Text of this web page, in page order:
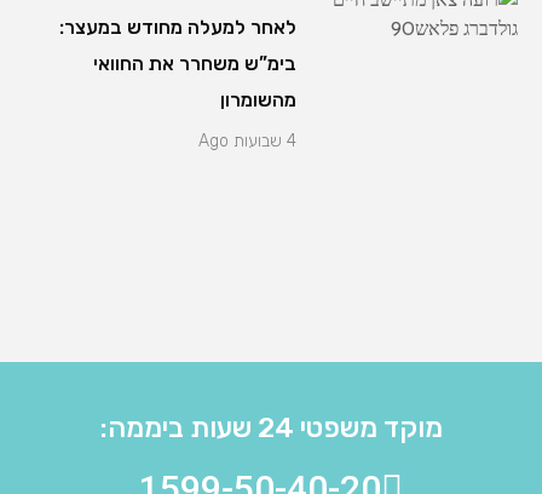
לאחר למעלה מחודש במעצר:
בימ”ש משחרר את החוואי
מהשומרון
4 שבועות Ago
מוקד משפטי 24 שעות ביממה: